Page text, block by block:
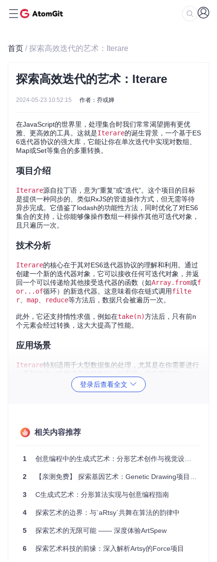
首页 / 探索高效迭代的艺术：Iterare
探索高效迭代的艺术：Iterare
2024-05-23 10:52:15 作者：乔或婵
在JavaScript的世界里，处理集合时我们常常渴望拥有更优
雅、更高效的工具。这就是Iterare的诞生背景，一个基于ES
6迭代器协议的强大库，它能让你在单次迭代中实现对数组、
Map或Set等集合的多重转换。
项目介绍
Iterare源自拉丁语，意为“重复”或“迭代”。这个项目的目标
是提供一种同步的、类似RxJS的管道操作方式，但无需等待
异步完成。它借鉴了lodash的功能性方法，同时优化了对ES6
集合的支持，让你能够像操作数组一样操作其他可迭代对象，
且只遍历一次。
技术分析
Iterare的核心在于其对ES6迭代器协议的理解和利用。通过
创建一个新的迭代器对象，它可以接收任何可迭代对象，并返
回一个可以传递给其他接受迭代器的函数（如Array.from或f
or...of循环）的新迭代器。这意味着你在链式调用filte
r
map reduce等方法后，数据只会被遍历一次。
此外，它还支持惰性求值，例如在take(n)方法后，只有前n
个元素会经过转换，这大大提高了性能。
应用场景
Iterare特别适用于大型数据集的处理，尤其是在你需要进行
处理大量文件路径，仅提取符合特定模式的部分。
项目特点
大量的时间和资源。
担心回调地狱或管理Promise。
: 提供了多种数组方法，如map 、filter、 reduce
兼容各种可迭代对象。
惰性求值: 只有当实际需要结果时，才会执行转换，提高效
可扩展性: 欢迎贡献代码，不断完善和优化。
要了解更多细节，请查看API文档 ，开始你的迭代之旅吧！
登录后查看全文
相关内容推荐
1 创意编程中的生成式艺术：分形艺术创作与视觉设计实践指南
2 【亲测免费】 探索基因艺术：Genetic Drawing项目解析与应用
3 C生成式艺术：分形算法实现与创意编程指南
4 探索艺术的边界：与`aRtsy`共舞在算法的韵律中
5 探索艺术的无限可能 —— 深度体验ArtSpew
6 探索艺术科技的前缘：深入解析Artsy的Force项目